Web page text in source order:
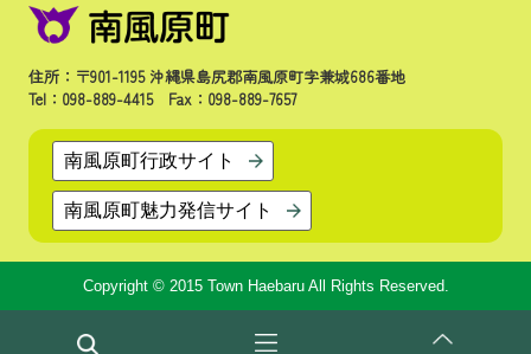
住所：〒901-1195 沖縄県島尻郡南風原町字兼城686番地
Tel：098-889-4415 Fax：098-889-7657
南風原町行政サイト
南風原町魅力発信サイト
Copyright © 2015 Town Haebaru All Rights Reserved.